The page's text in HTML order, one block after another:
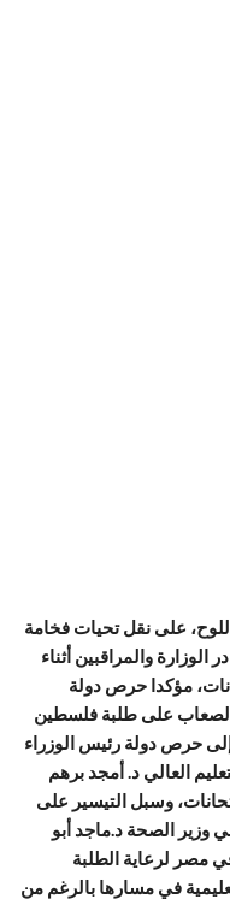
على نقل تحيات فخامة
والمراقبين أثناء
مؤكدا حرص دولة
على طلبة فلسطين
حرص دولة رئيس الوزراء
العالي د. أمجد برهم
وسبل التيسير على
وزير الصحة د.ماجد أبو
مصر لرعاية الطلبة
في مسارها بالرغم من